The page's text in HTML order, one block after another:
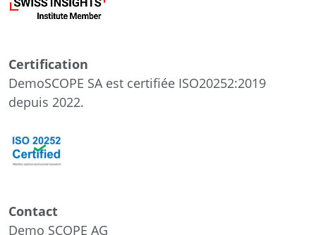
Certification
DemoSCOPE SA est certifiée ISO20252:2019
depuis 2022.
Contact
Demo SCOPE AG